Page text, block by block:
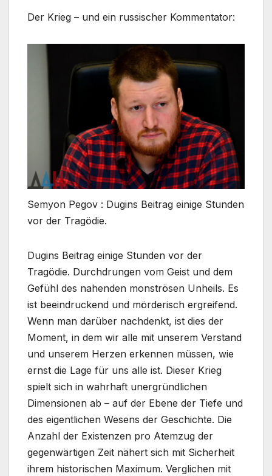
Der Krieg – und ein russischer Kommentator:
Semyon Pegov : Dugins Beitrag einige Stunden
vor der Tragödie.
Dugins Beitrag einige Stunden vor der
Tragödie. Durchdrungen vom Geist und dem
Gefühl des nahenden monströsen Unheils. Es
ist beeindruckend und mörderisch ergreifend.
Wenn man darüber nachdenkt, ist dies der
Moment, in dem wir alle mit unserem Verstand
und unserem Herzen erkennen müssen, wie
ernst die Lage für uns alle ist. Dieser Krieg
spielt sich in wahrhaft unergründlichen
Dimensionen ab – auf der Ebene der Tiefe und
des eigentlichen Wesens der Geschichte. Die
Anzahl der Existenzen pro Atemzug der
gegenwärtigen Zeit nähert sich mit Sicherheit
ihrem historischen Maximum. Verglichen mit